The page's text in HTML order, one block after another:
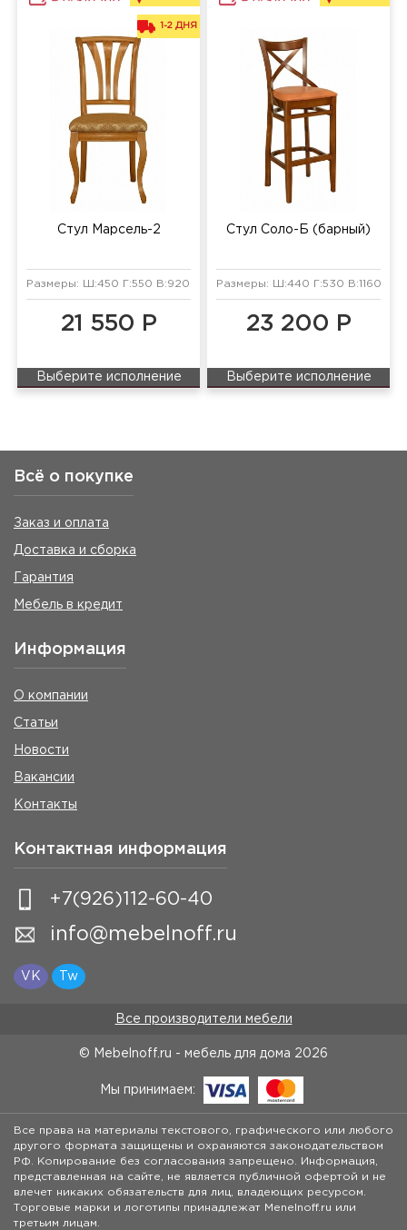
1-2 ДНЯ
Стул Марсель-2
Размеры: Ш:450 Г:550 В:920 мм
21 550 Р
Выберите исполнение
Стул Соло-Б (барный)
Размеры: Ш:440 Г:530 В:1160 мм
23 200 Р
Выберите исполнение
Всё о покупке
Заказ и оплата
Доставка и сборка
Гарантия
Мебель в кредит
Информация
О компании
Статьи
Новости
Вакансии
Контакты
Контактная информация
+7(926)112-60-40
info@mebelnoff.ru
VK Tw
Все производители мебели
© Mebelnoff.ru - мебель для дома 2026
Мы принимаем:
Все права на материалы текстового, графического или любого
другого формата защищены и охраняются законодательством
РФ. Копирование без согласования запрещено. Информация,
представленная на сайте, не является публичной офертой и не
влечет никаких обязательств для лиц, владеющих ресурсом.
Торговые марки и логотипы принадлежат Menelnoff.ru или
третьим лицам.